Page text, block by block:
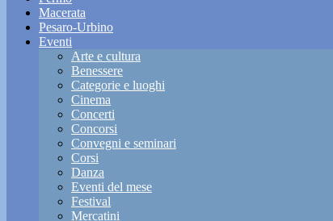
Macerata
Pesaro-Urbino
Eventi
Arte e cultura
Benessere
Categorie e luoghi
Cinema
Concerti
Concorsi
Convegni e seminari
Corsi
Danza
Eventi del mese
Festival
Mercatini